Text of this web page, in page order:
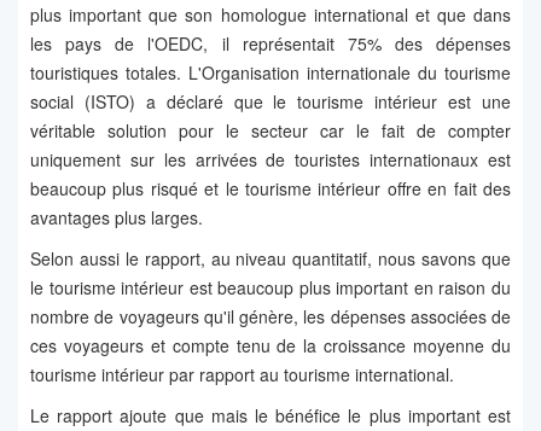
plus important que son homologue international et que dans
les pays de l'OEDC, il représentait 75% des dépenses
touristiques totales. L'Organisation internationale du tourisme
social (ISTO) a déclaré que le tourisme intérieur est une
véritable solution pour le secteur car le fait de compter
uniquement sur les arrivées de touristes internationaux est
beaucoup plus risqué et le tourisme intérieur offre en fait des
avantages plus larges.
Selon aussi le rapport, au niveau quantitatif, nous savons que
le tourisme intérieur est beaucoup plus important en raison du
nombre de voyageurs qu'il génère, les dépenses associées de
ces voyageurs et compte tenu de la croissance moyenne du
tourisme intérieur par rapport au tourisme international.
Le rapport ajoute que mais le bénéfice le plus important est